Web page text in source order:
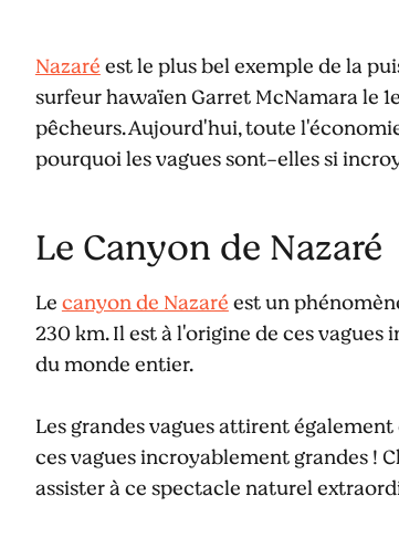
Nazaréest le plus bel exemple de la
surfeur hawaïen Garret McNamara le
pêcheurs. Aujourd'hui, toute
pourquoi les vagues sont-elles si
Le Canyon de Nazaré
Lecanyon de Nazaréest un
230 km. Il est à l'origine de ces
du monde entier.
Les grandes vagues attirent
ces vagues incroyablement grandes !
assister à ce spectacle naturel